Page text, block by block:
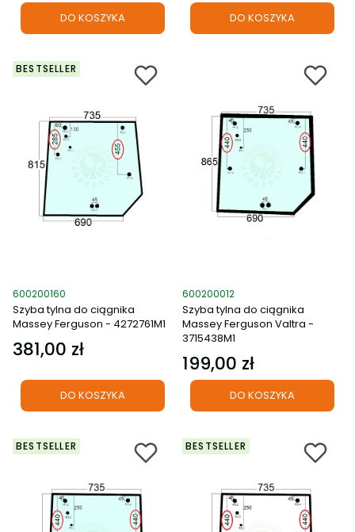
DO KOSZYKA DO KOSZYKA
BESTSELLER
Kod produktu
600200160
Szyba tylna do ciągnika
Massey Ferguson - 4272761M1
Cena
381,00 zł
DO KOSZYKA
Kod produktu
600200012
Szyba tylna do ciągnika
Massey Ferguson Valtra -
3715438M1
Cena
199,00 zł
DO KOSZYKA
BESTSELLER BESTSELLER